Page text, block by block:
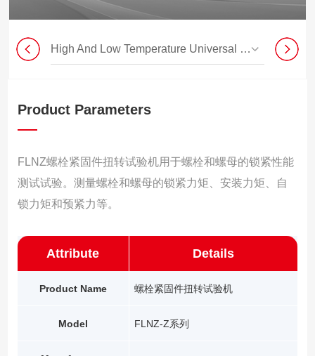
High And Low Temperature Universal Testing Machine
Product Parameters
FLNZ螺栓紧固件扭转试验机用于螺栓和螺母的锁紧性能
测试试验。测量螺栓和螺母的锁紧力矩、安装力矩、自
锁力矩和预紧力等。
Attribute
Product Name
Model
Details
螺栓紧固件扭转试验机
FLNZ-Z系列